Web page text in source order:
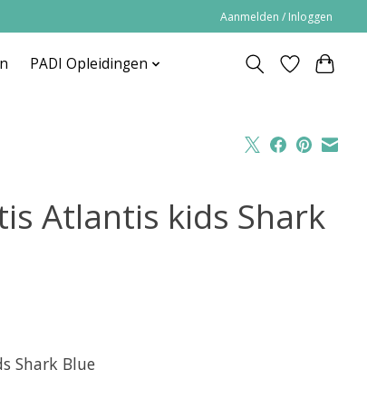
Aanmelden / Inloggen
PADI Opleidingen
Atlantis kids Shark
Shark Blue